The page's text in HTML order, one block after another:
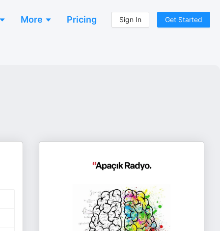
More Pricing Sign In Get Started